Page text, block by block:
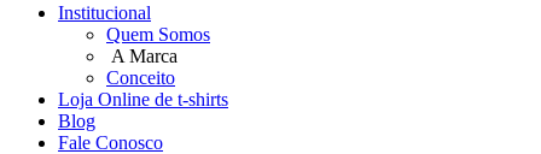
Institucional
Quem Somos
A Marca
Conceito
Loja Online de t-shirts
Blog
Fale Conosco